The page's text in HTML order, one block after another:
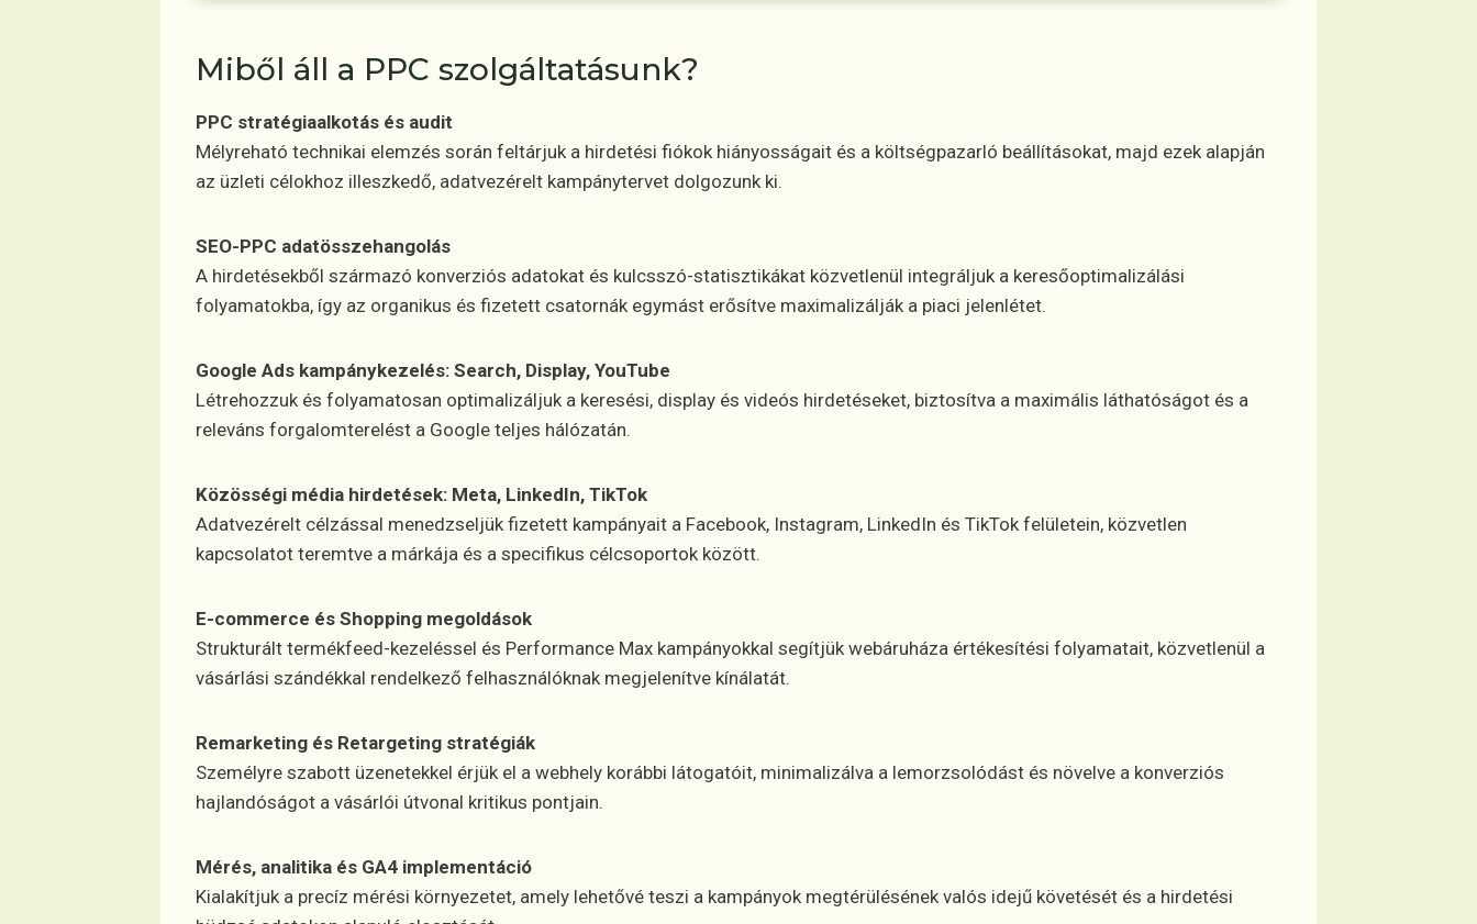
Miből áll a PPC szolgáltatásunk?
PPC stratégiaalkotás és audit
Mélyreható technikai elemzés során feltárjuk a hirdetési fiókok hiányosságait és a költségpazarló beállításokat, majd ezek alapján
az üzleti célokhoz illeszkedő, adatvezérelt kampánytervet dolgozunk ki.
SEO-PPC adatösszehangolás
A hirdetésekből származó konverziós adatokat és kulcsszó-statisztikákat közvetlenül integráljuk a keresőoptimalizálási
folyamatokba, így az organikus és fizetett csatornák egymást erősítve maximalizálják a piaci jelenlétet.
Google Ads kampánykezelés: Search, Display, YouTube
Létrehozzuk és folyamatosan optimalizáljuk a keresési, display és videós hirdetéseket, biztosítva a maximális láthatóságot és a
releváns forgalomterelést a Google teljes hálózatán.
Közösségi média hirdetések: Meta, LinkedIn, TikTok
Adatvezérelt célzással menedzseljük fizetett kampányait a Facebook, Instagram, LinkedIn és TikTok felületein, közvetlen
kapcsolatot teremtve a márkája és a specifikus célcsoportok között.
E-commerce és Shopping megoldások
Strukturált termékfeed-kezeléssel és Performance Max kampányokkal segítjük webáruháza értékesítési folyamatait, közvetlenül a
vásárlási szándékkal rendelkező felhasználóknak megjelenítve kínálatát.
Remarketing és Retargeting stratégiák
Személyre szabott üzenetekkel érjük el a webhely korábbi látogatóit, minimalizálva a lemorzsolódást és növelve a konverziós
hajlandóságot a vásárlói útvonal kritikus pontjain.
Mérés, analitika és GA4 implementáció
Kialakítjuk a precíz mérési környezetet, amely lehetővé teszi a kampányok megtérülésének valós idejű követését és a hirdetési